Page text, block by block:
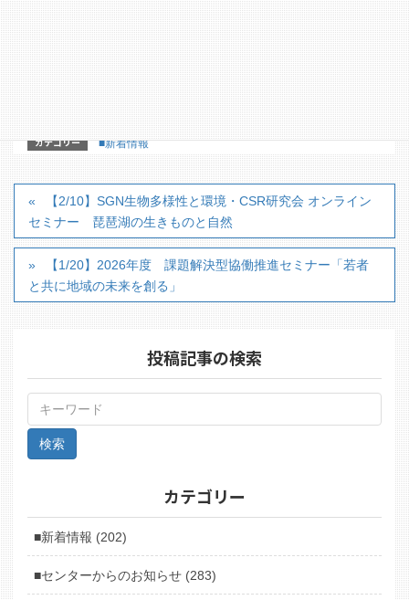
【2/10】SGN生物多様性と環境・CSR研究会 オンラ
インセミナー 琵琶湖の生きものと自然
カテゴリー ■新着情報
【2/10】SGN生物多様性と環境・CSR研究会 オンライン
セミナー 琵琶湖の生きものと自然
【1/20】2026年度 課題解決型協働推進セミナー「若者
と共に地域の未来を創る」
投稿記事の検索
カテゴリー
■新着情報 (202)
■センターからのお知らせ (283)